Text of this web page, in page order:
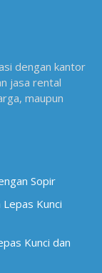
dengan kantor
jasa rental
maupun
Sopir
Kunci
Kunci dan